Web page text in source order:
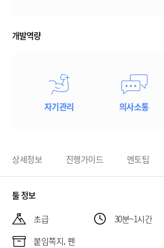
개발역량
자기관리 의사소통
상세정보 진행가이드 멘토팁
툴 정보
초급
30분~1시간
붙임쪽지, 펜